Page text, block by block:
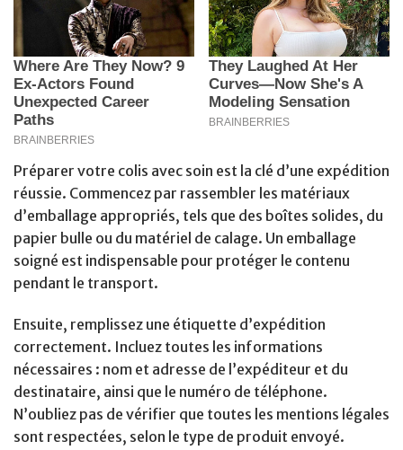
Préparer votre colis avec soin est la clé d’une expédition
réussie. Commencez par rassembler les matériaux
d’emballage appropriés, tels que des boîtes solides, du
papier bulle ou du matériel de calage. Un emballage
soigné est indispensable pour protéger le contenu
pendant le transport.
Ensuite, remplissez une étiquette d’expédition
correctement. Incluez toutes les informations
nécessaires : nom et adresse de l’expéditeur et du
destinataire, ainsi que le numéro de téléphone.
N’oubliez pas de vérifier que toutes les mentions légales
sont respectées, selon le type de produit envoyé.